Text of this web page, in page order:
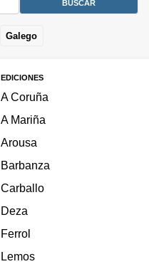
Galego
EDICIONES
A Coruña
A Mariña
Arousa
Barbanza
Carballo
Deza
Ferrol
Lemos